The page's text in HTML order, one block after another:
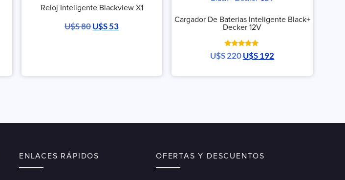
Reloj Inteligente Blackview X1
U$S80U$S53
Cargador De Baterias Inteligente Black+
Decker 12V
Valorado
con
U$S220U$S192
ENLACES RÁPIDOS OFERTAS Y DESCUENTOS